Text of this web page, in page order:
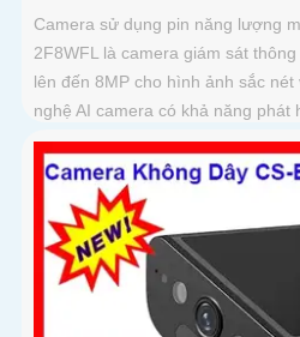
Camera sử dụng pin năng lượng
2F8WFL là camera giám sát
lên đến 8MP cho hình ảnh sắc
nghệ AI camera có khả năng phát
phương tiện báo động khi phát
bỉ chống nước IP65 phù hợp lắp
tiết. Camera An Ninh CS-CB5-
hú, đèn chớp báo động, Wifi
learning phân biệt người & phương